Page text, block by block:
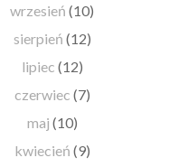
wrzesień(10)
sierpień (12)
lipiec (12)
czerwiec (7)
maj (10)
kwiecień (9)